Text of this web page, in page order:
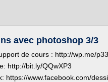
avec photoshop 3/3
de cours : http://wp.me/
http://bit.ly/QQwXP3
https://www.facebook.com/